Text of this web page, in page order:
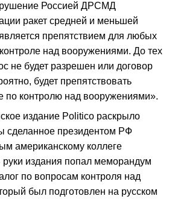
Россией ДРСМД
ракет средней и меньшей
препятствием для любых
над вооружениями. До тех
не будет разрешен или договор
будет препятствовать
по контролю над вооружениями».
издание Politico раскрыло
сделанное президентом РФ
американскому коллеге
издания попал меморандум
по вопросам контроля над
был подготовлен на русском